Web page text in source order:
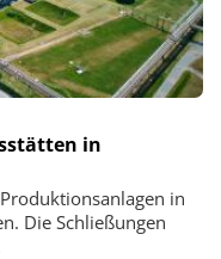
in
in
Die Schließungen